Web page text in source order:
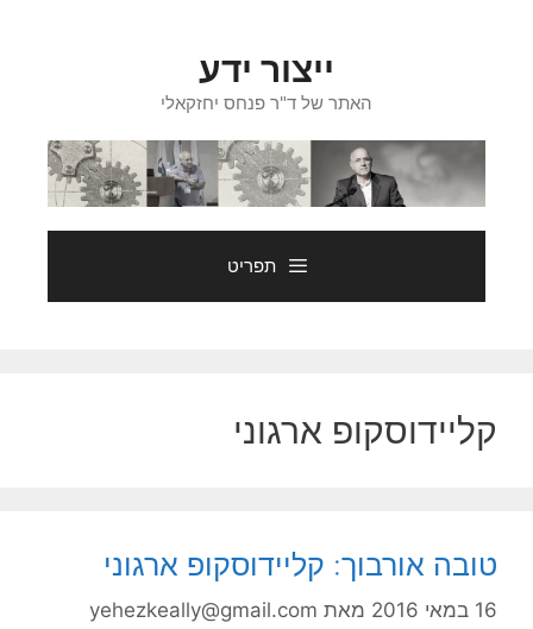
ייצור ידע
האתר של ד"ר פנחס יחזקאלי
תפריט
קליידוסקופ ארגוני
טובה אורבוך: קליידוסקופ ארגוני
16 במאי 2016 מאת yehezkeally@gmail.com